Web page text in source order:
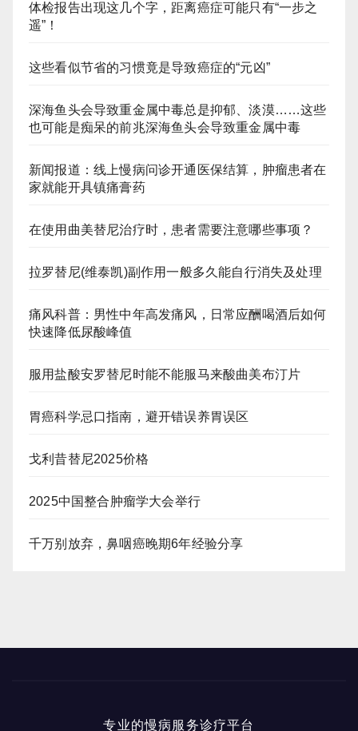
体检报告出现这几个字，距离癌症可能只有“一步之
遥”！
这些看似节省的习惯竟是导致癌症的“元凶”
深海鱼头会导致重金属中毒总是抑郁、淡漠……这些
也可能是痴呆的前兆深海鱼头会导致重金属中毒
新闻报道：线上慢病问诊开通医保结算，肿瘤患者在
家就能开具镇痛膏药
在使用曲美替尼治疗时，患者需要注意哪些事项？
拉罗替尼(维泰凯)副作用一般多久能自行消失及处理
痛风科普：男性中年高发痛风，日常应酬喝酒后如何
快速降低尿酸峰值
服用盐酸安罗替尼时能不能服马来酸曲美布汀片
胃癌科学忌口指南，避开错误养胃误区
戈利昔替尼2025价格
2025中国整合肿瘤学大会举行
千万别放弃，鼻咽癌晚期6年经验分享
专业的慢病服务诊疗平台